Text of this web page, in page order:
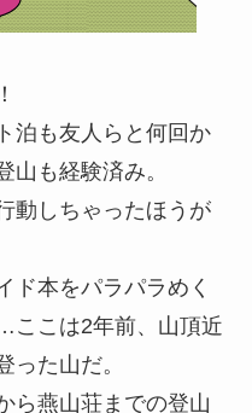
泊も友人らと何回か
山も経験済み。
動しちゃったほうが
ド本をパラパラめく
ここは2年前、山頂近
った山だ。
ら燕山荘までの登山